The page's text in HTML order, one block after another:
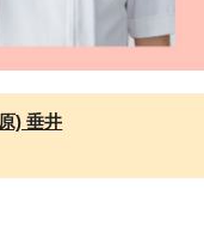
) 垂井